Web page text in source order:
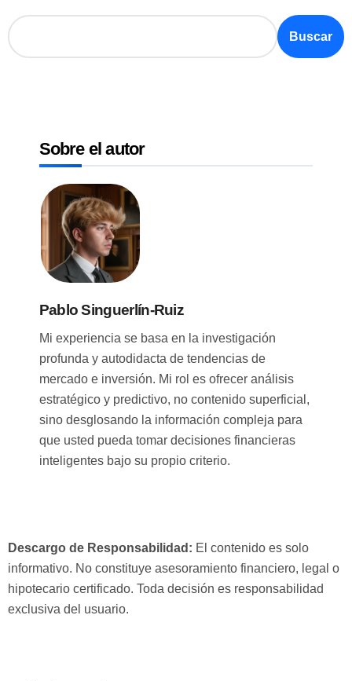
Buscar
Sobre el autor
Pablo Singuerlín-Ruiz
Mi experiencia se basa en la investigación
profunda y autodidacta de tendencias de
mercado e inversión. Mi rol es ofrecer análisis
estratégico y predictivo, no contenido superficial,
sino desglosando la información compleja para
que usted pueda tomar decisiones financieras
inteligentes bajo su propio criterio.
Descargo de Responsabilidad: El contenido es solo
informativo. No constituye asesoramiento financiero, legal o
hipotecario certificado. Toda decisión es responsabilidad
exclusiva del usuario.